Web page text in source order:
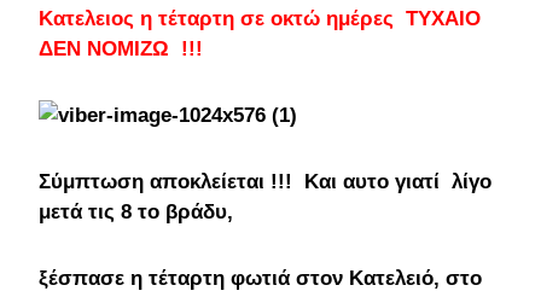
Κατελειος η τέταρτη σε οκτώ ημέρες ΤΥΧΑΙΟ
ΔΕΝ ΝΟΜΙΖΩ !!!
Σύμπτωση αποκλείεται !!! Και αυτο γιατί λίγο
μετά τις 8 το βράδυ,
ξέσπασε η τέταρτη φωτιά στον Κατελειό, στο